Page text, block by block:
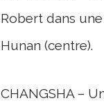
Robert dans
Hunan (centre).
CHANGSHA –